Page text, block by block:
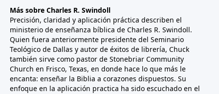
Más sobre Charles R. Swindoll
Precisión, claridad y aplicación práctica describen el
ministerio de enseñanza bíblica de Charles R. Swindoll.
Quien fuera anteriormente presidente del Seminario
Teológico de Dallas y autor de éxitos de librería, Chuck
también sirve como pastor de Stonebriar Community
Church en Frisco, Texas, en donde hace lo que más le
encanta: enseñar la Biblia a corazones dispuestos. Su
enfoque en la aplicación practica ha sido escuchado en el